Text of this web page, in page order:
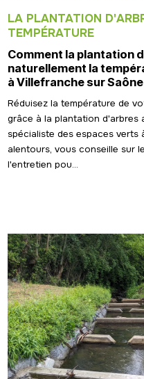
LA PLANTATION
TEMPÉRATURE
Comment la plantation
naturellement la
à Villefranche sur
Réduisez la température de
grâce à la plantation d'arbres
spécialiste des espaces verts
alentours, vous conseille sur
l'entretien pou...